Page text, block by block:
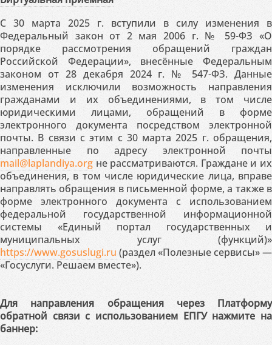
С 30 марта 2025 г. вступили в силу изменения в
Федеральный закон от 2 мая 2006 г. № 59-ФЗ «О
порядке рассмотрения обращений граждан
Российской Федерации», внесённые Федеральным
законом от 28 декабря 2024 г. № 547-ФЗ. Данные
изменения исключили возможность направления
гражданами и их объединениями, в том числе
юридическими лицами, обращений в форме
электронного документа посредством электронной
почты. В связи с этим с 30 марта 2025 г. обращения,
направленные по адресу электронной почты
mail@laplandiya.org не рассматриваются. Граждане и их
объединения, в том числе юридические лица, вправе
направлять обращения в письменной форме, а также в
форме электронного документа с использованием
федеральной государственной информационной
системы «Единый портал государственных и
муниципальных услуг (функций)»
https://www.gosuslugi.ru (раздел «Полезные сервисы» —
«Госуслуги. Решаем вместе»).
Для направления обращения через Платформу
обратной связи с использованием ЕПГУ нажмите на
баннер: